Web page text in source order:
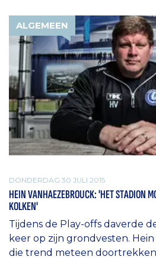
ALGEMEEN
DONDERDAG 30 JULI 2015
HEIN VANHAEZEBROUCK: 'HET STADION
KOLKEN'
Tijdens de Play-offs daverde
keer op zijn grondvesten.
die trend meteen doortrekken